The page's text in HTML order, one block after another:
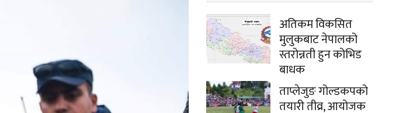
अतिकम विकसित
मुलुकबाट नेपालको
स्तरोन्नती हुन कोभिड
बाधक
ताप्लेजुङ गोल्डकपको
तयारी तीव्र, आयोजक